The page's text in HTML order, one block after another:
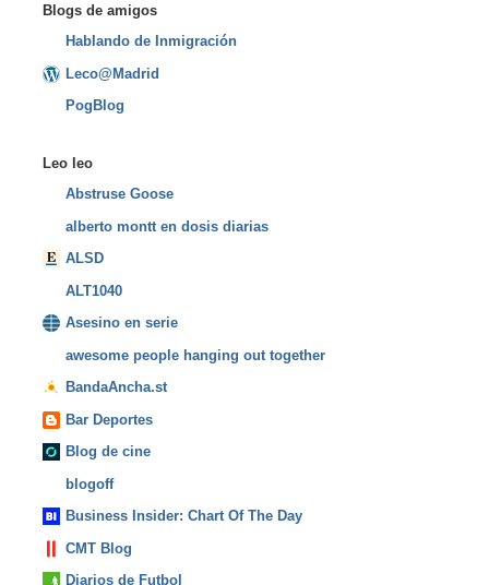
Blogs de amigos
Hablando de Inmigración
Leco@Madrid
PogBlog
Leo leo
Abstruse Goose
alberto montt en dosis diarias
ALSD
ALT1040
Asesino en serie
awesome people hanging out together
BandaAncha.st
Bar Deportes
Blog de cine
blogoff
Business Insider: Chart Of The Day
CMT Blog
Diarios de Futbol